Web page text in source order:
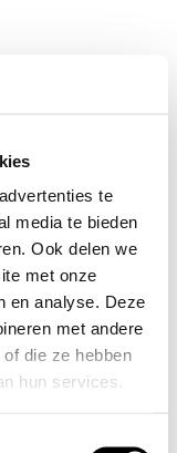
te
media te bieden
Ook delen we
met onze
en analyse. Deze
met andere
die ze hebben
hun services.